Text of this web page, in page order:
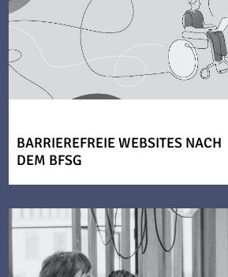
BARRIEREFREIE WEBSITES NACH
DEM BFSG